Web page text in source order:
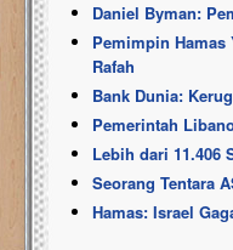
Daniel Byman:
Pemimpin
Rafah
Bank Dunia:
Pemerintah
Lebih dari 11.406
Seorang Tentara
Hamas: Israel